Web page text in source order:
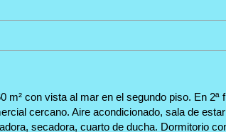
con vista al mar en el segundo piso. En
cercano. Aire acondicionado, sala de
secadora, cuarto de ducha. Dormitorio